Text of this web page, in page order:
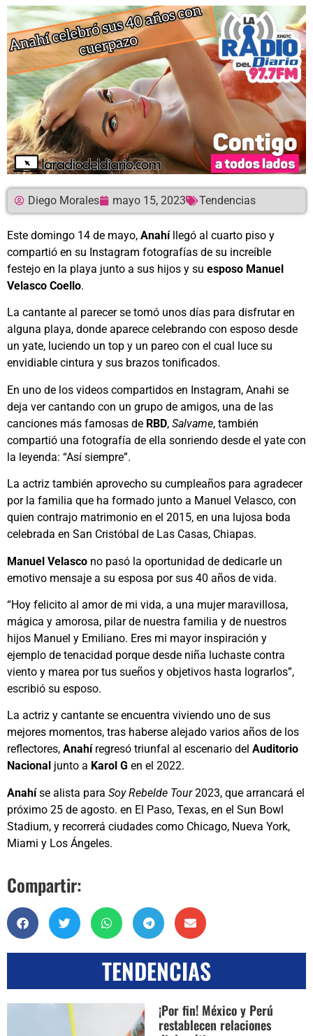
Diego Morales mayo 15, 2023 Tendencias
Este domingo 14 de mayo, Anahíllegó al cuarto piso y
compartió en su Instagram fotografías de su increíble
festejo en la playa junto a sus hijos y su esposo Manuel
Velasco Coello.
La cantante al parecer se tomó unos días para disfrutar en
alguna playa, donde aparece celebrando con esposo desde
un yate, luciendo un top y un pareo con el cual luce su
envidiable cintura y sus brazos tonificados.
En uno de los videos compartidos en Instagram, Anahi se
deja ver cantando con un grupo de amigos, una de las
canciones más famosas de RBD, Salvame, también
compartió una fotografía de ella sonriendo desde el yate con
la leyenda: “Así siempre”.
La actriz también aprovecho su cumpleaños para agradecer
por la familia que ha formado junto a Manuel Velasco, con
quien contrajo matrimonio en el 2015, en una lujosa boda
celebrada en San Cristóbal de Las Casas, Chiapas.
Manuel Velasco no pasó la oportunidad de dedicarle un
emotivo mensaje a su esposa por sus 40 años de vida.
“Hoy felicito al amor de mi vida, a una mujer maravillosa,
mágica y amorosa, pilar de nuestra familia y de nuestros
hijos Manuel y Emiliano. Eres mi mayor inspiración y
ejemplo de tenacidad porque desde niña luchaste contra
viento y marea por tus sueños y objetivos hasta lograrlos”,
escribió su esposo.
La actriz y cantante se encuentra viviendo uno de sus
mejores momentos, tras haberse alejado varios años de los
reflectores, Anahíregresó triunfal al escenario del Auditorio
Nacional junto a Karol G en el 2022.
Anahíse alista para Soy Rebelde Tour2023, que arrancará el
próximo 25 de agosto. en El Paso, Texas, en el Sun Bowl
Stadium, y recorrerá ciudades como Chicago, Nueva York,
Miami y Los Ángeles.
Compartir:
TENDENCIAS
¡Por fin! México y Perú
restablecen relaciones